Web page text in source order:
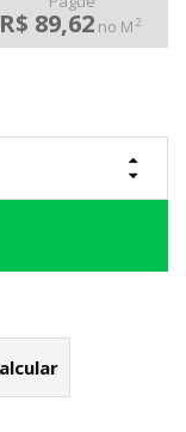
R$ 89,62 no M2